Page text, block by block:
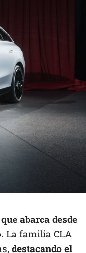
abarca desde
. La familia CLA
destacando el